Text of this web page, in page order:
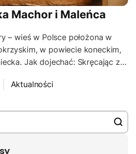
Machor i Maleńca
– wieś w Polsce położona w
w powiecie koneckim,
Jak dojechać: Skręcając z…
Aktualności